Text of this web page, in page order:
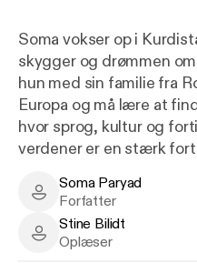
Soma vokser op i
skygger og drømmen
hun med sin familie fra
Europa og må lære at
hvor sprog, kultur og
verdener er en stærk
hvordan kærlighed og
skabe nye begyndelser
Soma Paryad - Author
Soma Paryad
Forfatter
Stine Bilidt - Narrator
Stine Bilidt
Oplæser